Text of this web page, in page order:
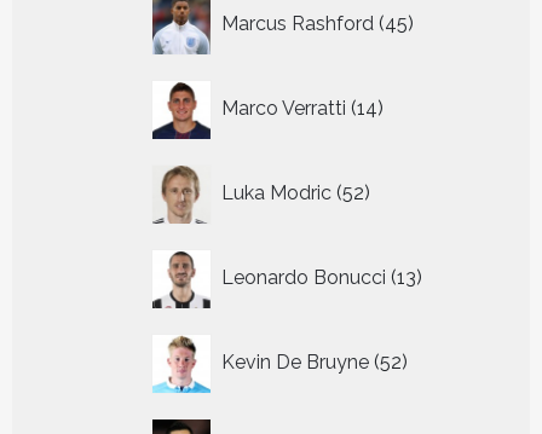
Marcus Rashford 45
producten
Marco Verratti 14
producten
Luka Modric 52
producten
Leonardo Bonucci 13
producten
Kevin De Bruyne 52
producten